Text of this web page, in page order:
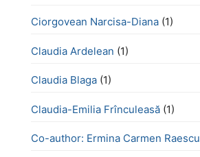
Ciorgovean Narcisa-Diana (1)
Claudia Ardelean (1)
Claudia Blaga (1)
Claudia-Emilia Frînculeasă (1)
Co-author: Ermina Carmen Raescu